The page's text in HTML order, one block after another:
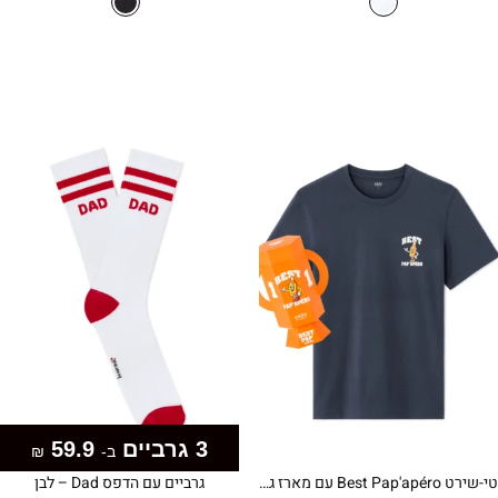
היה:
היה:
טי-שירט Best Pap'apéro עם מארז גביע – כחול נייבי
3 גרביים ב-59.9
₪
גרביים עם הדפס Dad – לבן